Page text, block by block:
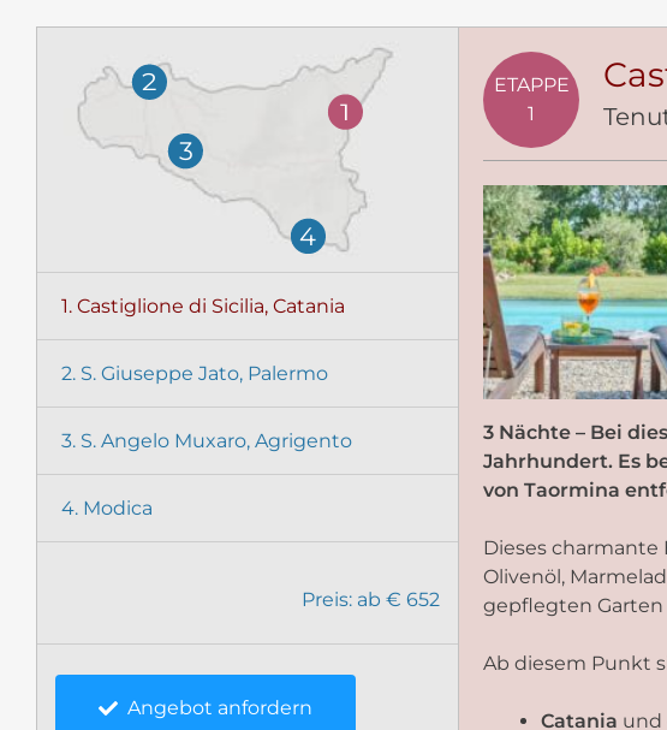
4
3
2
1
1. Castiglione di Sicilia, Catania
2. S. Giuseppe Jato, Palermo
3. S. Angelo Muxaro, Agrigento
4. Modica
Preis: ab € 652
Angebot anfordern
ETAPPE
1
3 Nächte – Bei
Jahrhundert. Es
von Taormina
Dieses
Olivenöl,
gepflegten Garten
Ab diesem Punkt
Catania und